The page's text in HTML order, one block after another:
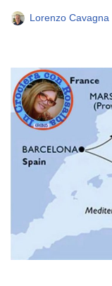
Lorenzo Cavagna